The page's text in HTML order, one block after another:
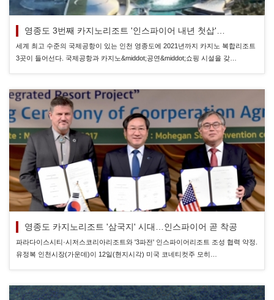
영종도 3번째 카지노리조트 '인스파이어 내년 첫삽'…
세계 최고 수준의 국제공항이 있는 인천 영종도에 2021년까지 카지노 복합리조트
3곳이 들어선다. 국제공항과 카지노&middot;공연&middot;쇼핑 시설을 갖…
영종도 카지노리조트 '삼국지' 시대…인스파이어 곧 착공
파라다이스시티·시저스코리아리조트와 '3파전' 인스파이어리조트 조성 협력 약정.
유정복 인천시장(가운데)이 12일(현지시각) 미국 코네티컷주 모히…